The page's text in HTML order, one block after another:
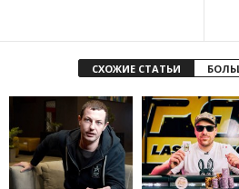
СХОЖИЕ СТАТЬИ